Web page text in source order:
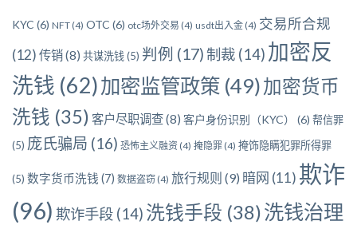
KYC (6) NFT (4) OTC (6) otc场外交易 (4) usdt出入金 (4) 交易所合规
(12) 传销(8) 共谋洗钱(5) 判例 (17)制裁 (14) 加密反
洗钱 (62)加密监管政策 (49)加密货币
洗钱 (35) 客户尽职调查(8) 客户身份识别（KYC） (6) 帮信罪
(5) 庞氏骗局 (16) 恐怖主义融资 (4) 掩隐罪 (4) 掩饰隐瞒犯罪所得罪
(5) 数字货币洗钱 (7) 数据盗窃 (4) 旅行规则 (9) 暗网 (11) 欺诈
(96) 欺诈手段 (14) 洗钱手段 (38)洗钱治理